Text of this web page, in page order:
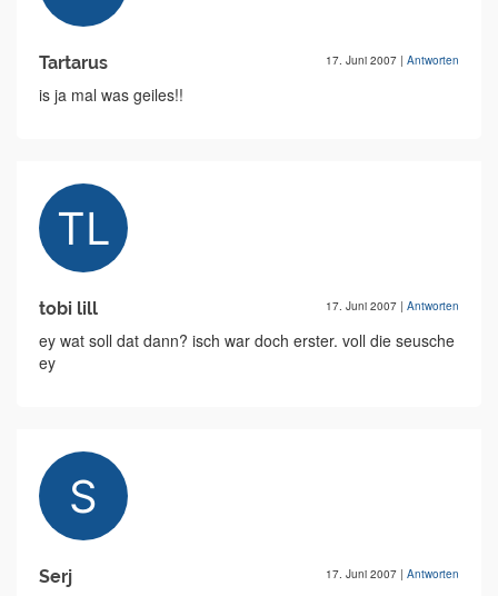
Tartarus 17. Juni 2007 | Antworten
is ja mal was geiles!!
tobi lill 17. Juni 2007 | Antworten
ey wat soll dat dann? isch war doch erster. voll die seusche
ey
Serj 17. Juni 2007 | Antworten